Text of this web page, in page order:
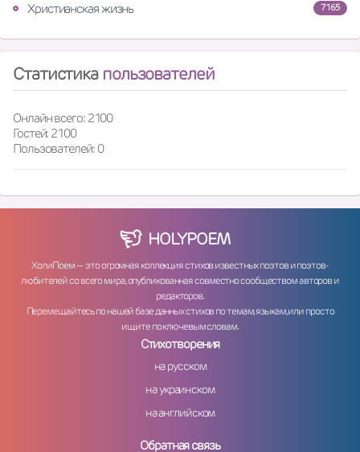
7165
Христианская жизнь
Статистика пользователей
Онлайн всего: 2100
Гостей: 2100
Пользователей: 0
HOLYPOEM
ХолиПоем — это огромная коллекция стихов известных поэтов и поэтов-
любителей со всего мира, опубликованная совместно сообществом авторов и
редакторов.
Перемещайтесь по нашей базе данных стихов по темам, языкам, или просто
ищите по ключевым словам.
Стихотворения
на русском
на украинском
на английском
Обратная связь